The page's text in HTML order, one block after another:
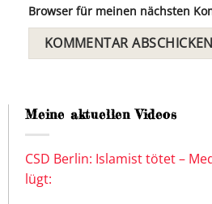
Browser für meinen nächsten
Meine aktuellen Videos
CSD Berlin: Islamist tötet –
lügt: